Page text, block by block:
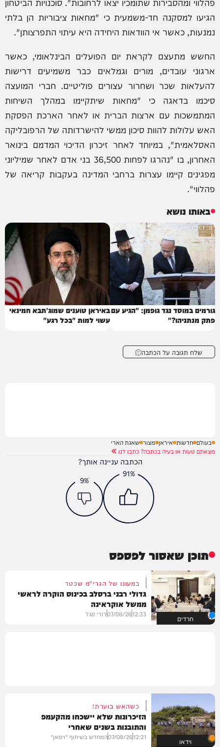
הגיעו למסקנה חד-משמעית כי "מחאות ציבוריות הן בלתי
נמנעות, כאשר אי הוודאות היחידה היא עיתוי התפרצותן".
החשש מתעצם לקראת יום הפועלים הבינלאומי, כאשר
ארגוני עובדים, מורים וגמלאים כבר משמיעים דרישות
להעלאות שכר ושחרור עצורים פוליטיים. חברי המועצה
סיכמו בדאגה כי "מחאות שיתקיימו במהלך השיחות
המתמשכות עם ארצות הברית או לאחר הארכת הפסקת
האש עלולות להוות סיכון ממשי להישרדותה של הרפובליקה
האסלאמית", במיוחד לאחר זיכרון הדיכוי המדמם בינואר
האחרון, בו "נהרגו לפחות 36,500 בני אדם לאחר שמיליוני
מפגינים קיימו עצרות ברחבי המדינה בעקבות קריאה של
פהלווי".
באותו נושא
גורמים במוסד נגד גופמן: "הגיע עם
פתק מנתניהו?"
באיראן טוענים שמוג'תבא חמינאי
עשוי למות "בכל רגע"
שלח תגובה על הכתבה
בעולם חדשות איראן מצור שאגת הארי
מצאתם טעות או בעיה בכתבה? כתבו לנו
הכתבה עניינה אותך?
91%
9%
תוכן שאסור לפספס
חרדים
במעונו של הגרי"מ שכטר
גדולי רבני ברסלב בכינוס הוקרה לראשי
ממשל אוקראינה
12:33
07/08/26דודי סגל
וידאו
כשהאש בוערת!
הזיכרונות שלא יישכחו מהקעמפ
והתובנות בשנים שאחרי
12:21
07/08/26המחדש בשיתוף "וימאן"